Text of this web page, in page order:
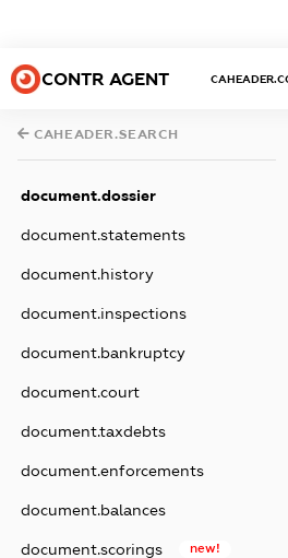
CONTR AGENT
CAHEADER.SEARCH
document.dossier
document.statements
document.history
document.inspections
document.bankruptcy
document.court
document.taxdebts
document.enforcements
document.balances
document.scorings new!